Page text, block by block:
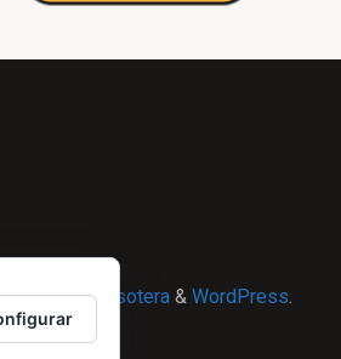
by Esotera & WordPress.